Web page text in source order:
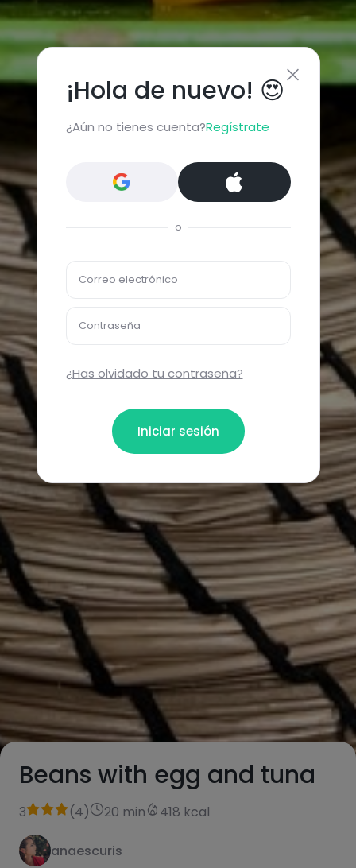
Beans with egg and tuna
3 (4) 20 min 418 kcal
anaescuris
¡Hola de nuevo! 😍
¿Aún no tienes cuenta?Regístrate
o
Correo electrónico
Contraseña
¿Has olvidado tu contraseña?
Iniciar sesión